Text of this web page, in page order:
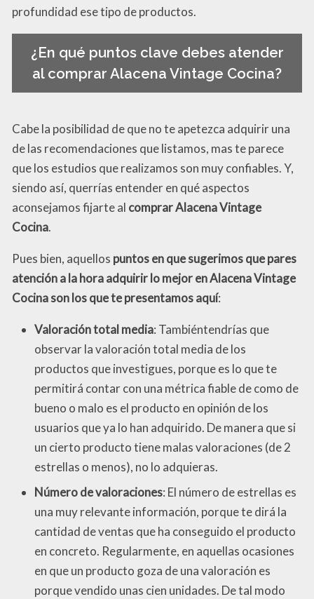
profundidad ese tipo de productos.
¿En qué puntos clave debes atender
al comprar Alacena Vintage Cocina?
Cabe la posibilidad de que no te apetezca adquirir una
de las recomendaciones que listamos, mas te parece
que los estudios que realizamos son muy confiables. Y,
siendo así, querrías entender en qué aspectos
aconsejamos fijarte al comprar Alacena Vintage
Cocina.
Pues bien, aquellos puntos en que sugerimos que pares
atención a la hora adquirir lo mejor en Alacena Vintage
Cocina son los que te presentamos aquí:
Valoración total media: Tambiéntendrías que
observar la valoración total media de los
productos que investigues, porque es lo que te
permitirá contar con una métrica fiable de como de
bueno o malo es el producto en opinión de los
usuarios que ya lo han adquirido. De manera que si
un cierto producto tiene malas valoraciones (de 2
estrellas o menos), no lo adquieras.
Número de valoraciones: El número de estrellas es
una muy relevante información, porque te dirá la
cantidad de ventas que ha conseguido el producto
en concreto. Regularmente, en aquellas ocasiones
en que un producto goza de una valoración es
porque vendido unas cien unidades. De tal modo